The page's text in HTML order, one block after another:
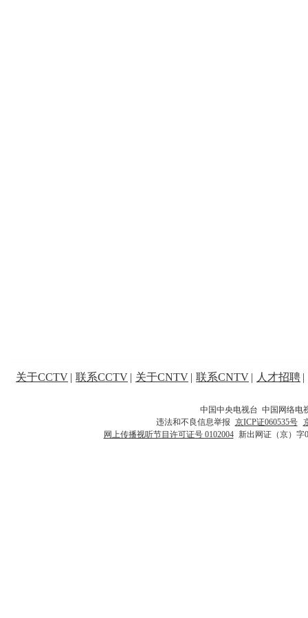
关于CCTV | 联系CCTV | 关于CNTV | 联系CNTV | 人才招聘 |
中国中央电视台 中国网络电
违法和不良信息举报 京ICP证060535号
网上传播视听节目许可证号 0102004 新出网证（京）